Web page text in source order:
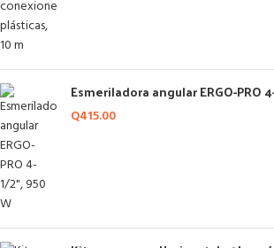
Esmeriladora angular ERGO-PRO
Q415.00